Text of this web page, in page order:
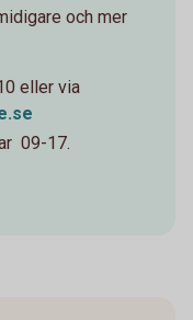
och mer
eller via
09-17.